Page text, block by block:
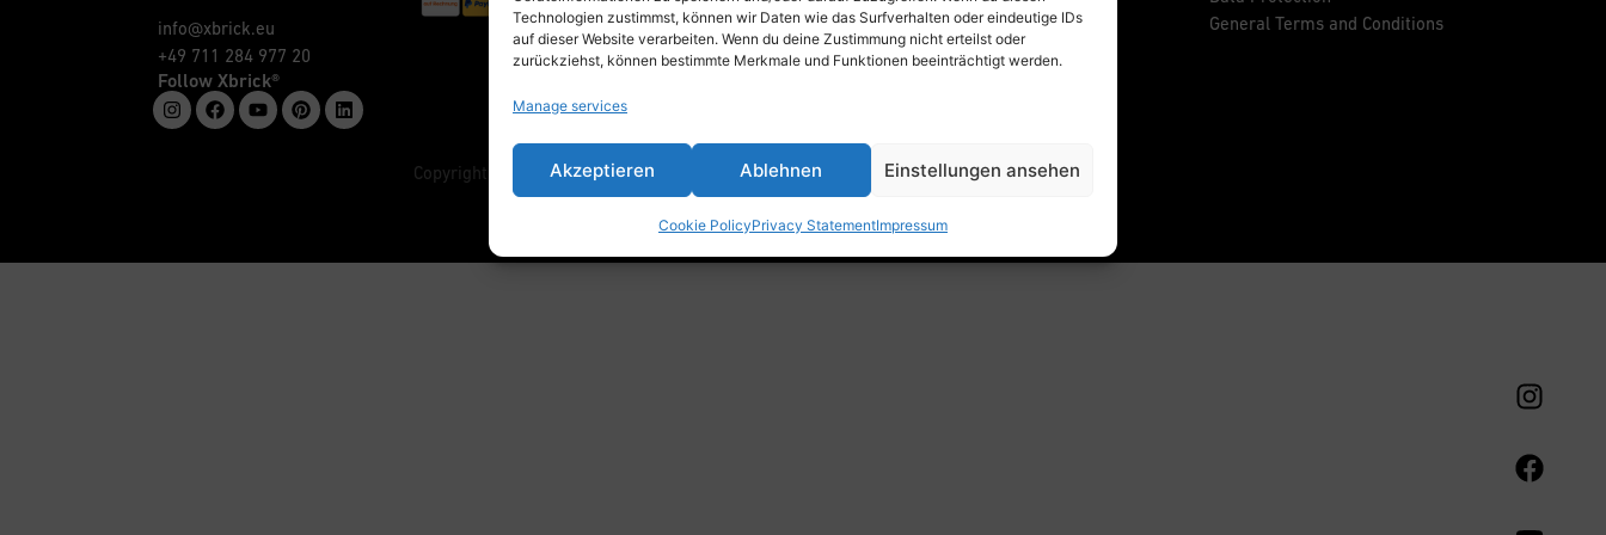
Technologien zustimmst, können wir Daten wie das Surfverhalten oder eindeutige IDs
auf dieser Website verarbeiten. Wenn du deine Zustimmung nicht erteilst oder
zurückziehst, können bestimmte Merkmale und Funktionen beeinträchtigt werden.
Manage services
Akzeptieren Ablehnen Einstellungen ansehen
Cookie PolicyPrivacy StatementImpressum
info@xbrick.eu
+49 711 284 977 20
Follow Xbrick®
Outdoor, Home & Living
General Terms and Conditions
Copyright © wd3 GmbH • 2025 • Xbrick® – Multifunctional furniture